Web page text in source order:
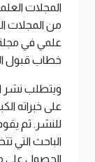
المجلات
من المجلات
علمي في
خطاب قبول
ويتطلب نشر
على خبراته
للنشر. ثم
الباحث التي
الحصول على